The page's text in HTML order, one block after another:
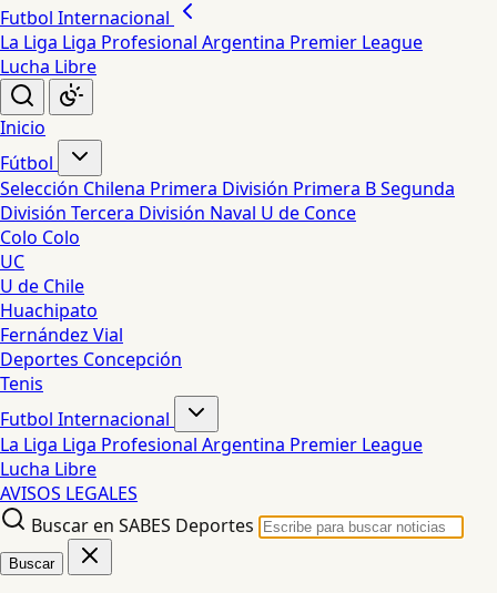
Futbol Internacional
La Liga Liga Profesional Argentina Premier League
Lucha Libre
Inicio
Fútbol
Selección Chilena Primera División Primera BSegunda
División Tercera División Naval U de Conce
Colo Colo
UC
U de Chile
Huachipato
Fernández Vial
Deportes Concepción
Tenis
Futbol Internacional
La Liga Liga Profesional Argentina Premier League
Lucha Libre
AVISOS LEGALES
Buscar en SABES Deportes
Buscar